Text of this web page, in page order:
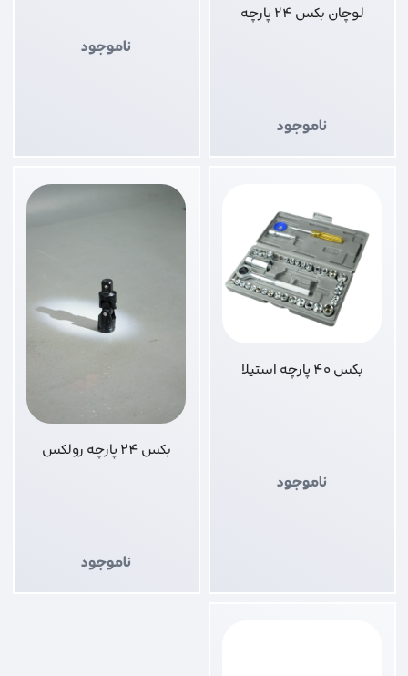
لوچان بکس 24 پارچه
ناموجود
ناموجود
بکس 40 پارچه استیلا
ناموجود
بکس 24 پارچه رولکس
ناموجود